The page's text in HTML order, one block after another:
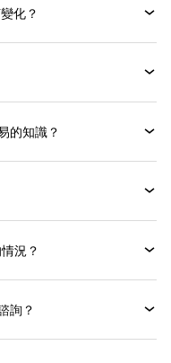
化？
的知識？
況？
詢？